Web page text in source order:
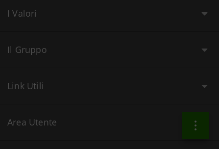
I Valori
Il Gruppo
Link Utili
Area Utente